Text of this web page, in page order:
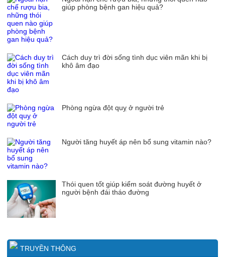
giúp phòng bệnh gan hiệu quả?
Cách duy trì đời sống tình dục viên mãn khi bị
khô âm đạo
Phòng ngừa đột quỵ ở người trẻ
Người tăng huyết áp nên bổ sung vitamin nào?
Thói quen tốt giúp kiểm soát đường huyết ở
người bệnh đái tháo đường
TRUYỀN THÔNG